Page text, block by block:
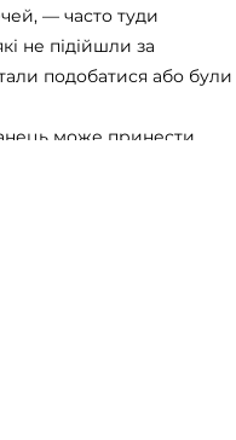
— часто туди
не підійшли за
подобатися або були
може принести